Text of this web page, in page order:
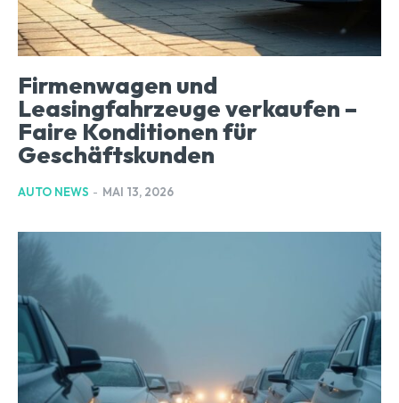
Firmenwagen und
Leasingfahrzeuge verkaufen –
Faire Konditionen für
Geschäftskunden
AUTO NEWS - MAI 13, 2026